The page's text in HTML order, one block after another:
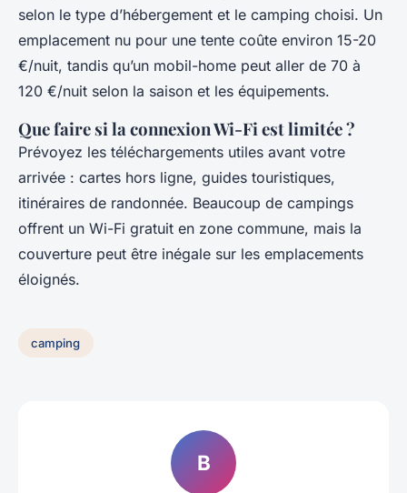
selon le type d’hébergement et le camping choisi. Un
emplacement nu pour une tente coûte environ 15-20
€/nuit, tandis qu’un mobil-home peut aller de 70 à
120 €/nuit selon la saison et les équipements.
Que faire si la connexion Wi-Fi est limitée ?
Prévoyez les téléchargements utiles avant votre
arrivée : cartes hors ligne, guides touristiques,
itinéraires de randonnée. Beaucoup de campings
offrent un Wi-Fi gratuit en zone commune, mais la
couverture peut être inégale sur les emplacements
éloignés.
camping
B